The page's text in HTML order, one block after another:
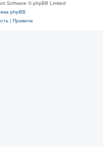
Software © phpBB Limited
phpBB
| Правила